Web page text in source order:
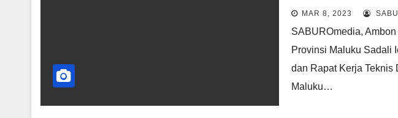
Sektoral antara
MAR 8, 2023
SABUROmedia,
Provinsi Maluku Sadali
dan Rapat Kerja Teknis
Maluku…